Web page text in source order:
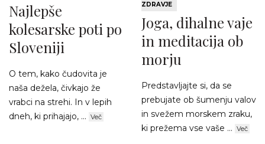
Najlepše
kolesarske poti po
Sloveniji
O tem, kako čudovita je
naša dežela, čivkajo že
vrabci na strehi. In v lepih
dneh, ki prihajajo, ... Več
ZDRAVJE
Joga, dihalne vaje
in meditacija ob
morju
Predstavljajte si, da se
prebujate ob šumenju valov
in svežem morskem zraku,
ki prežema vse vaše ... Več